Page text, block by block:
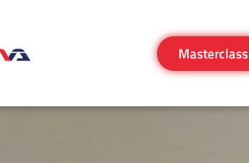
Masterclass